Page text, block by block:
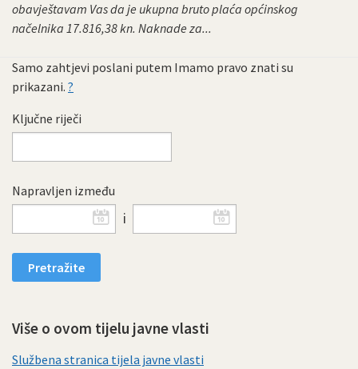
obavještavam Vas da je ukupna bruto plaća općinskog
načelnika 17.816,38 kn. Naknade za...
Samo zahtjevi poslani putem Imamo pravo znati su
prikazani. ?
Ključne riječi
Napravljen između
i
Više o ovom tijelu javne vlasti
Službena stranica tijela javne vlasti